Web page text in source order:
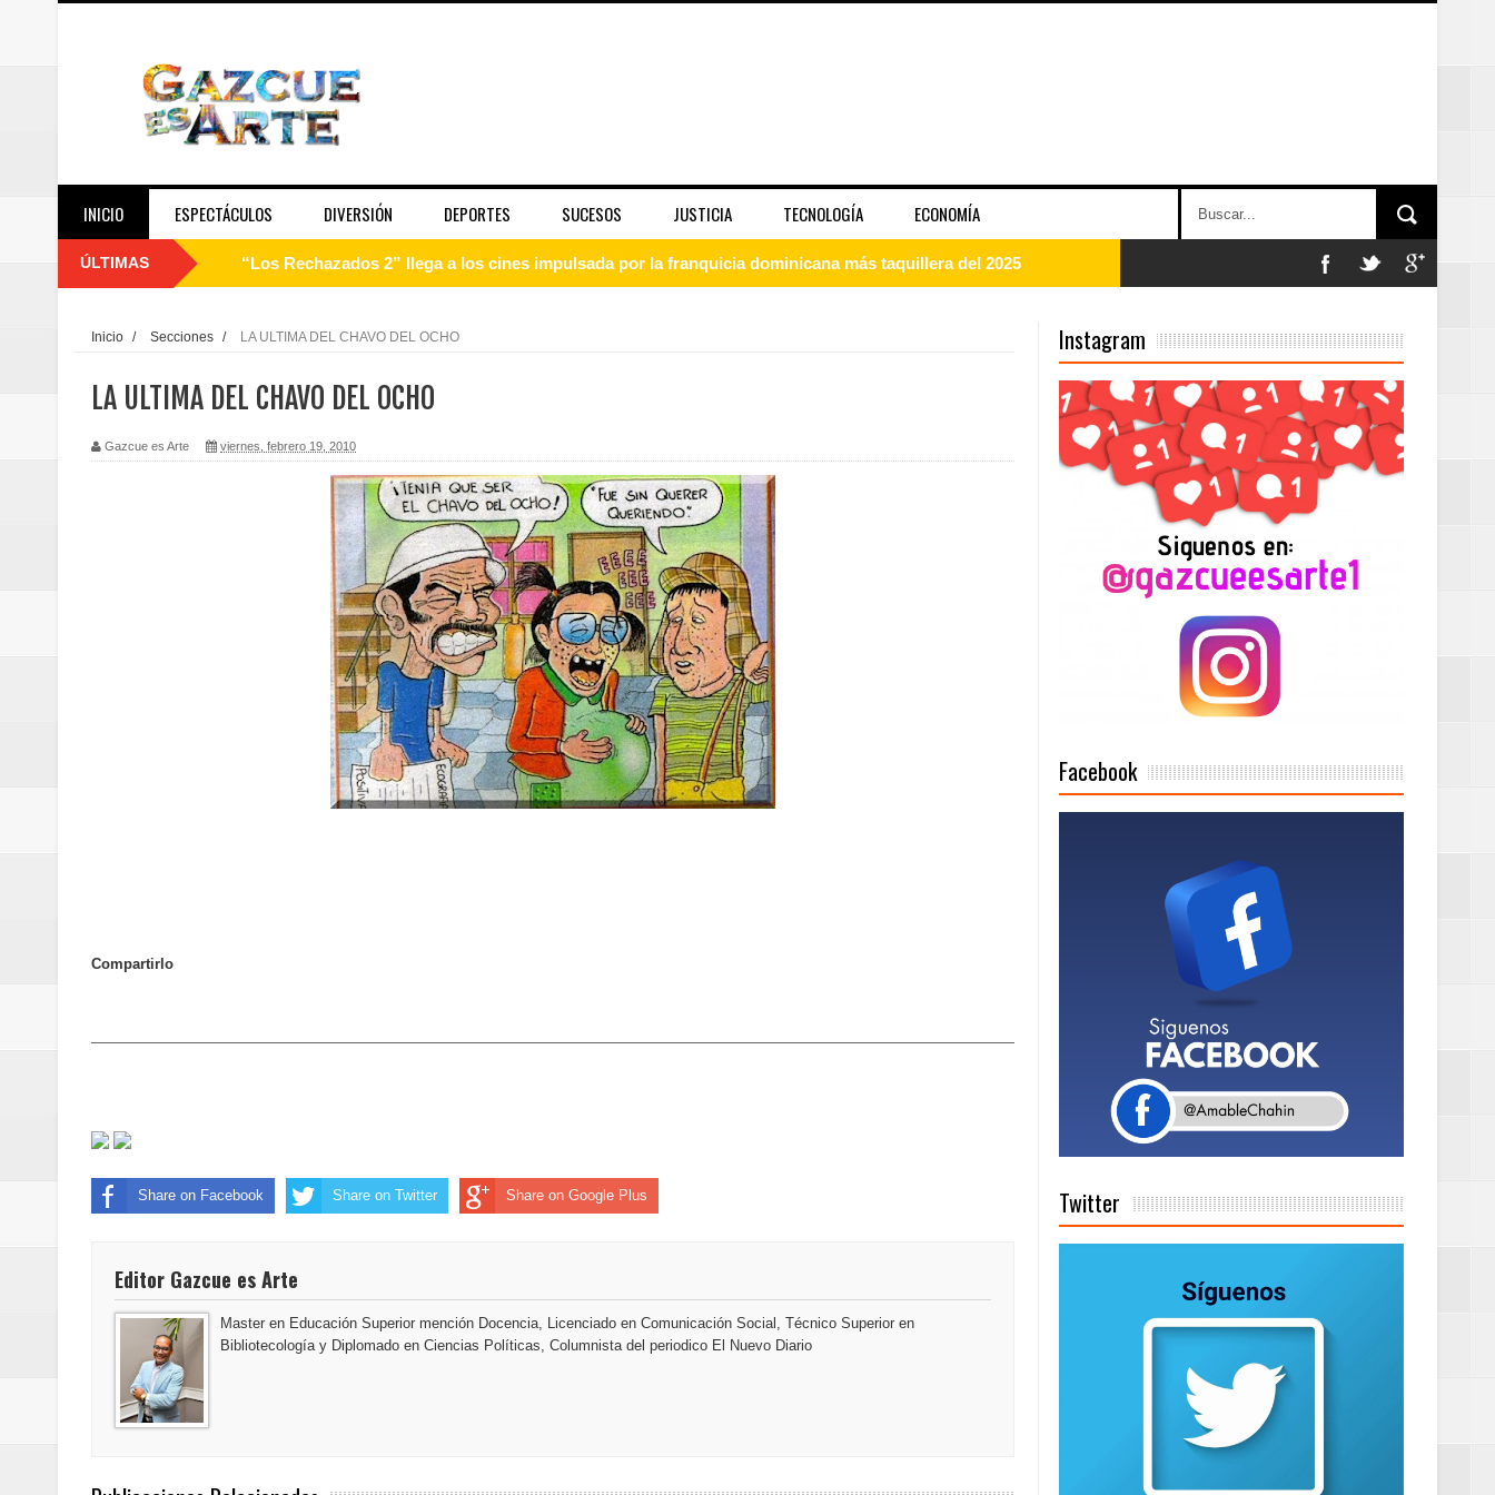
INICIO ESPECTÁCULOS DIVERSIÓN DEPORTES SUCESOS JUSTICIA TECNOLOGÍA ECONOMÍA
ÚLTIMAS “Los Rechazados 2” llega a los cines impulsada por la franquicia dominicana más taquillera del 2025
Banreservas destina RD$5,000 millones para emprendedoras en la segunda edición del Summit Mujer Pymes
Sexappeal celebra 25 años de trayectoria artística con nuevo álbum, renovación de su equipo y conciertos
conmemorativos
Maridalia Hernández y El Canario se unen al regreso de Pavel Núñez y su “Bipolarband” a Hard Rock Café Santo
Doctor Leonardo Aguilera afirma que Banreservas seguirá impulsando la seguridad alimentaria tras salida de RD
del mapa del hambre
Banreservas y sus filiales realizan en Santiago el segundo Foro del Ahorro y la Inversión “Reserva tu Capital”
Banreservas inaugura oficina en el Centro de Retención de Vehículos de Pedro Brand
Euromoney reconoce a Banreservas como Mejor Banco del Caribe y le otorga cinco premios adicionales
Estable
Inicio / Secciones / LA ULTIMA DEL CHAVO DEL OCHO
LA ULTIMA DEL CHAVO DEL OCHO
Gazcue es Arte viernes, febrero 19, 2010
Compartirlo
Share on Facebook Share on Twitter Share on Google Plus
Editor Gazcue es Arte
Master en Educación Superior mención Docencia, Licenciado en Comunicación Social, Técnico Superior en
Bibliotecología y Diplomado en Ciencias Políticas, Columnista del periodico El Nuevo Diario
Instagram
Facebook
Twitter